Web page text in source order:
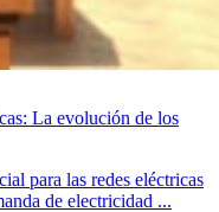
La evolución de los
para las redes eléctricas
de electricidad ...